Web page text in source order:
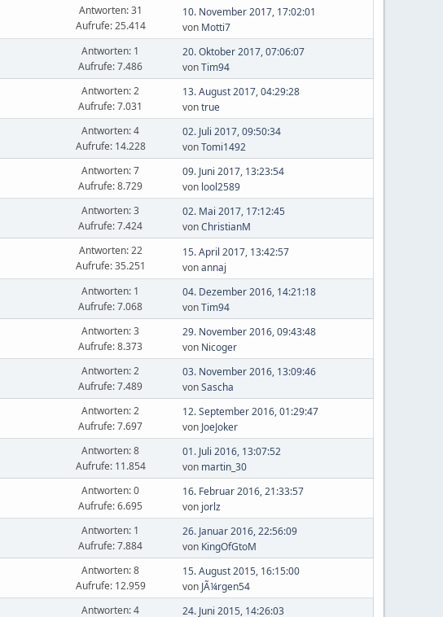
Antworten: 31
Aufrufe: 25.414
10. November 2017, 17:02:01
von Motti7
Antworten: 1
Aufrufe: 7.486
20. Oktober 2017, 07:06:07
vonTim94
Antworten: 2
Aufrufe: 7.031
13. August 2017, 04:29:28
vontrue
Antworten: 4
Aufrufe: 14.228
02. Juli 2017, 09:50:34
vonTomi1492
Antworten: 7
Aufrufe: 8.729
09. Juni 2017, 13:23:54
von lool2589
Antworten: 3
Aufrufe: 7.424
02. Mai 2017, 17:12:45
vonChristianM
Antworten: 22
Aufrufe: 35.251
15. April 2017, 13:42:57
vonannaj
Antworten: 1
Aufrufe: 7.068
04. Dezember 2016, 14:21:18
vonTim94
Antworten: 3
Aufrufe: 8.373
29. November 2016, 09:43:48
von Nicoger
Antworten: 2
Aufrufe: 7.489
03. November 2016, 13:09:46
vonSascha
Antworten: 2
Aufrufe: 7.697
12. September 2016, 01:29:47
von JoeJoker
Antworten: 8
Aufrufe: 11.854
01. Juli 2016, 13:07:52
von martin_30
Antworten: 0
Aufrufe: 6.695
16. Februar 2016, 21:33:57
von jorlz
Antworten: 1
Aufrufe: 7.884
26. Januar 2016, 22:56:09
von KingOfGtoM
Antworten: 8
Aufrufe: 12.959
15. August 2015, 16:15:00
von JÃ¼rgen54
Antworten: 4 24. Juni 2015, 14:26:03